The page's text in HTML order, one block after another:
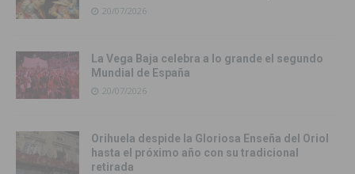
20/07/2026
La Vega Baja celebra a lo grande el segundo
Mundial de España
20/07/2026
Orihuela despide la Gloriosa Enseña del Oriol
hasta el próximo año con su tradicional
retirada